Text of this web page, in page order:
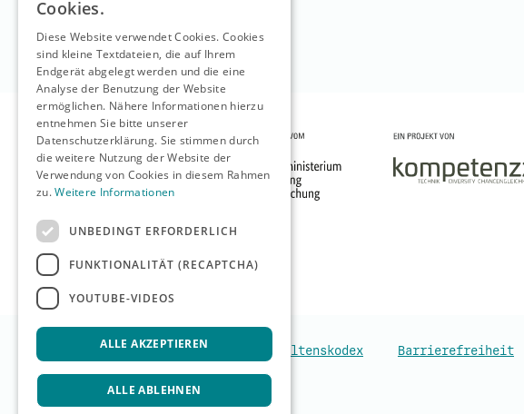
Verhaltenskodex Barrierefreiheit
Cookies.
Diese Website verwendet Cookies. Cookies
sind kleine Textdateien, die auf Ihrem
Endgerät abgelegt werden und die eine
Analyse der Benutzung der Website
ermöglichen. Nähere Informationen hierzu
entnehmen Sie bitte unserer
Datenschutzerklärung. Sie stimmen durch
die weitere Nutzung der Website der
Verwendung von Cookies in diesem Rahmen
zu.Weitere Informationen
UNBEDINGT ERFORDERLICH
FUNKTIONALITÄT (RECAPTCHA)
YOUTUBE-VIDEOS
ALLE AKZEPTIEREN
ALLE ABLEHNEN